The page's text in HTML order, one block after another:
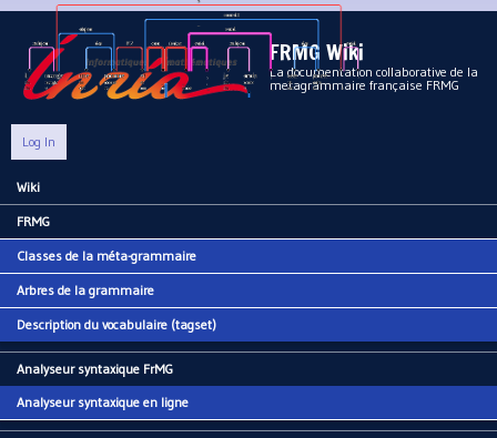
Aller au contenu principal
FRMG Wiki
La documentation collaborative de la
metagrammaire française FRMG
Log In
Main menu
Wiki
FRMG
Classes de la méta-grammaire
Arbres de la grammaire
Description du vocabulaire (tagset)
Analyseur syntaxique FrMG
Analyseur syntaxique en ligne